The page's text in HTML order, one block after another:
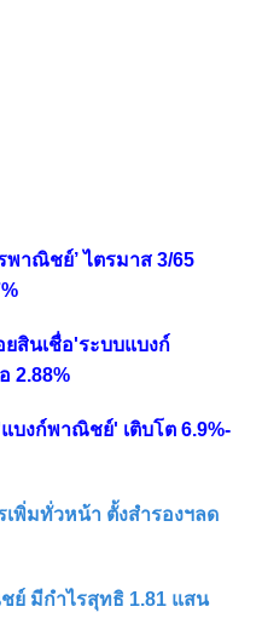
พาณิชย์’ ไตรมาส 3/65
ยสินเชื่อ'ระบบแบงก์
2.88%
บงก์พาณิชย์' เติบโต 6.9%-
พิ่มทั่วหน้า ตั้งสำรองฯลด
ชย์ มีกำไรสุทธิ 1.81 แสน